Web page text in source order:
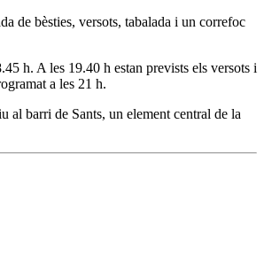
de bèsties, versots, tabalada i un correfoc
h. A les 19.40 h estan prevists els versots i
a les 21 h.
al barri de Sants, un element central de la